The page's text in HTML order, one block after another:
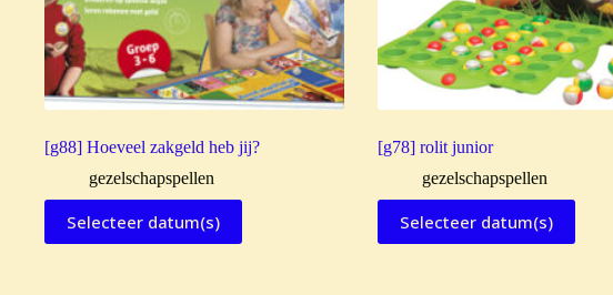
[g88] Hoeveel zakgeld heb jij?
gezelschapspellen
Selecteer datum(s)
[g78] rolit junior
gezelschapspellen
Selecteer datum(s)